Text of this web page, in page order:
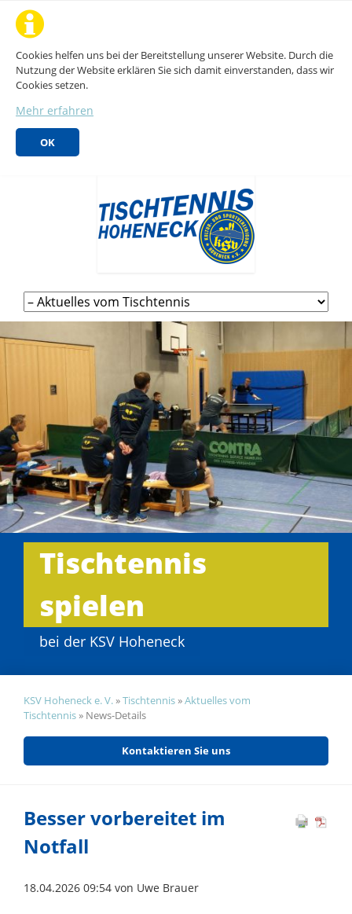
Cookies helfen uns bei der Bereitstellung unserer Website. Durch die
Nutzung der Website erklären Sie sich damit einverstanden, dass wir
Cookies setzen.
Mehr erfahren
OK
Navigation
überspringen
Tischtennis
spielen
bei der KSV Hoheneck
KSV Hoheneck e. V.»Tischtennis»Aktuelles vom
Tischtennis» News-Details
Kontaktieren Sie uns
Besser vorbereitet im
Notfall
18.04.2026 09:54von Uwe Brauer